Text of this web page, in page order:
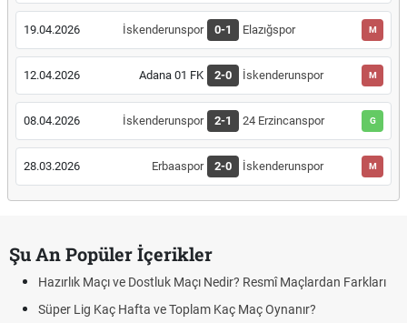
19.04.2026 İskenderunspor 0-1 Elazığspor M
12.04.2026 Adana 01 FK 2-0 İskenderunspor M
08.04.2026 İskenderunspor 2-1 24 Erzincanspor G
28.03.2026 Erbaaspor 2-0 İskenderunspor M
Şu An Popüler İçerikler
Hazırlık Maçı ve Dostluk Maçı Nedir? Resmî Maçlardan Farkları
Süper Lig Kaç Hafta ve Toplam Kaç Maç Oynanır?